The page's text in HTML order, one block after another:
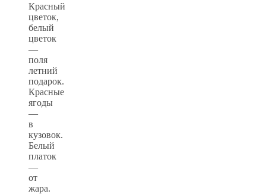
Красный
цветок,
белый
цветок
—
поля
летний
подарок.
Красные
ягоды
—
в
кузовок.
Белый
платок
—
от
жара.